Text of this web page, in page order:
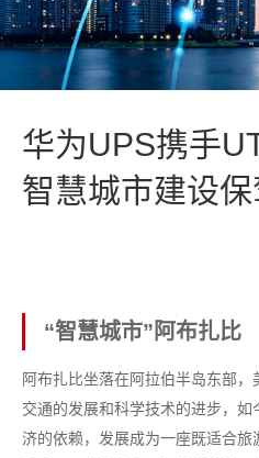
华为UPS携手
智慧城市建设
“智慧城市”阿布扎比
阿布扎比坐落在阿拉伯半岛东部
交通的发展和科学技术的进步，
济的依赖，发展成为一座既适合